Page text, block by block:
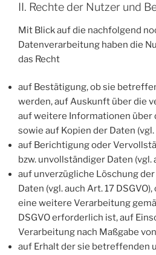
II. Rechte der Nutzer und
Mit Blick auf die nachfolgend
Datenverarbeitung haben die
das Recht
auf Bestätigung, ob sie
werden, auf Auskunft über die
auf weitere Informationen über
sowie auf Kopien der Daten (vgl.
auf Berichtigung oder
bzw. unvollständiger Daten (vgl.
auf unverzügliche Löschung
Daten (vgl. auch Art. 17
eine weitere Verarbeitung
DSGVO erforderlich ist, auf
Verarbeitung nach Maßgabe
auf Erhalt der sie betreffenden